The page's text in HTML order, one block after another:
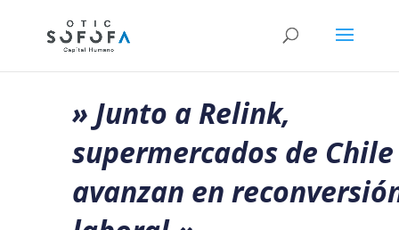
» Junto a Relink,
supermercados de Chile
avanzan en